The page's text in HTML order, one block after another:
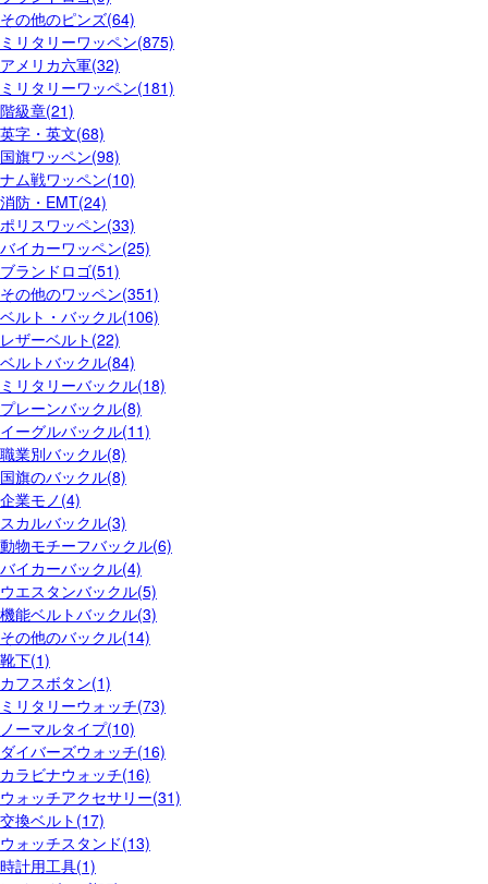
その他のピンズ(64)
ミリタリーワッペン(875)
アメリカ六軍(32)
ミリタリーワッペン(181)
階級章(21)
英字・英文(68)
国旗ワッペン(98)
ナム戦ワッペン(10)
消防・EMT(24)
ポリスワッペン(33)
バイカーワッペン(25)
ブランドロゴ(51)
その他のワッペン(351)
ベルト・バックル(106)
レザーベルト(22)
ベルトバックル(84)
ミリタリーバックル(18)
プレーンバックル(8)
イーグルバックル(11)
職業別バックル(8)
国旗のバックル(8)
企業モノ(4)
スカルバックル(3)
動物モチーフバックル(6)
バイカーバックル(4)
ウエスタンバックル(5)
機能ベルトバックル(3)
その他のバックル(14)
靴下(1)
カフスボタン(1)
ミリタリーウォッチ(73)
ノーマルタイプ(10)
ダイバーズウォッチ(16)
カラビナウォッチ(16)
ウォッチアクセサリー(31)
交換ベルト(17)
ウォッチスタンド(13)
時計用工具(1)